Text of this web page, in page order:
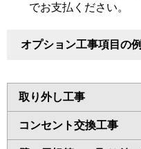
でお支払ください。
オプション工事項目の例
取り外し工事
コンセント交換工事